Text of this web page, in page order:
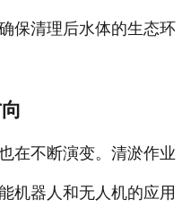
保清理后水体的生态环
在不断演变。清淤作业
机器人和无人机的应用